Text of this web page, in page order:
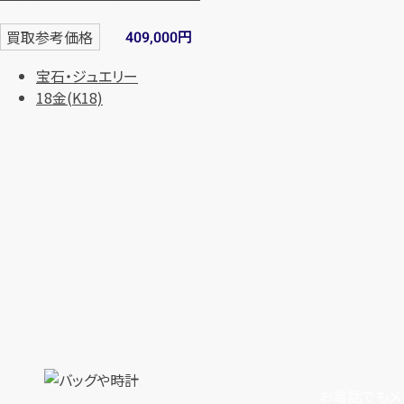
買取参考価格 409,000円
宝石・ジュエリー
18金(K18)